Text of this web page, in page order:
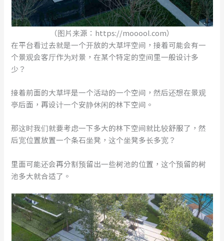
（图片来源：https://mooool.com）
在平台看过去就是一个开放的大草坪空间，接着可能会有一
个景观会客厅作为对景，在某个特定的空间里一般设计多
少？
接着前面的大草坪是一个活动的一个空间，然后还想在景观
亭后面，再设计一个安静休闲的林下空间。
那这时我们就要考虑一下多大的林下空间就比较舒服了，然
后宽位置放置一个条石坐凳，这个坐凳多长多宽？
里面可能还会再分割预留出一些树池的位置，这个预留的树
池多大就合适了。